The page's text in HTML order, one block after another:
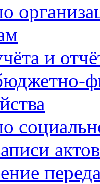
и